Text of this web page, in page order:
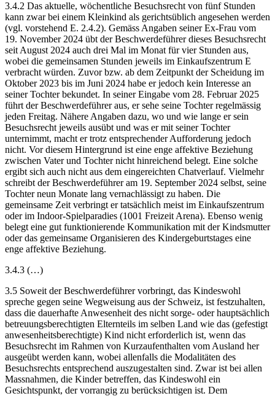
3.4.2 Das aktuelle, wöchentliche Besuchsrecht von fünf Stunden
kann zwar bei einem Kleinkind als gerichtsüblich angesehen werden
(vgl. vorstehend E. 2.4.2). Gemäss Angaben seiner Ex-Frau vom
19. November 2024 übt der Beschwerdeführer dieses Besuchsrecht
seit August 2024 auch drei Mal im Monat für vier Stunden aus,
wobei die gemeinsamen Stunden jeweils im Einkaufszentrum E
verbracht würden. Zuvor bzw. ab dem Zeitpunkt der Scheidung im
Oktober 2023 bis im Juni 2024 habe er jedoch kein Interesse an
seiner Tochter bekundet. In seiner Eingabe vom 28. Februar 2025
führt der Beschwerdeführer aus, er sehe seine Tochter regelmässig
jeden Freitag. Nähere Angaben dazu, wo und wie lange er sein
Besuchsrecht jeweils ausübt und was er mit seiner Tochter
unternimmt, macht er trotz entsprechender Aufforderung jedoch
nicht. Vor diesem Hintergrund ist eine enge affektive Beziehung
zwischen Vater und Tochter nicht hinreichend belegt. Eine solche
ergibt sich auch nicht aus dem eingereichten Chatverlauf. Vielmehr
schreibt der Beschwerdeführer am 19. September 2024 selbst, seine
Tochter neun Monate lang vernachlässigt zu haben. Die
gemeinsame Zeit verbringt er tatsächlich meist im Einkaufszentrum
oder im Indoor-Spielparadies (1001 Freizeit Arena). Ebenso wenig
belegt eine gut funktionierende Kommunikation mit der Kindsmutter
oder das gemeinsame Organisieren des Kindergeburtstages eine
enge affektive Beziehung.
3.4.3 (…)
3.5 Soweit der Beschwerdeführer vorbringt, das Kindeswohl
spreche gegen seine Wegweisung aus der Schweiz, ist festzuhalten,
dass die dauerhafte Anwesenheit des nicht sorge- oder hauptsächlich
betreuungsberechtigten Elternteils im selben Land wie das (gefestigt
anwesenheitsberechtigte) Kind nicht erforderlich ist, wenn das
Besuchsrecht im Rahmen von Kurzaufenthalten vom Ausland her
ausgeübt werden kann, wobei allenfalls die Modalitäten des
Besuchsrechts entsprechend auszugestalten sind. Zwar ist bei allen
Massnahmen, die Kinder betreffen, das Kindeswohl ein
Gesichtspunkt, der vorrangig zu berücksichtigen ist. Dem